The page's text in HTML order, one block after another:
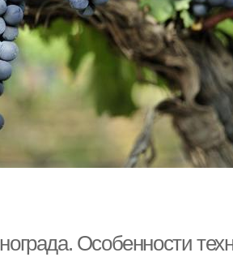
Особенности